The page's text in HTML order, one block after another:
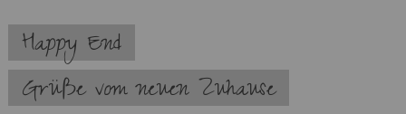
Navigation
überspringen
Happy End
Grüße vom neuen Zuhause